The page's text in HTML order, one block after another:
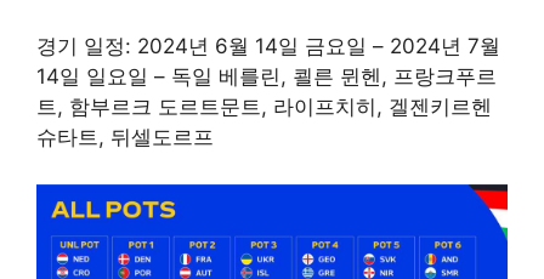
경기 일정: 2024년 6월 14일 금요일 – 2024년 7월
14일 일요일 – 독일 베를린, 쾰른 뮌헨, 프랑크푸르
트, 함부르크 도르트문트, 라이프치히, 겔젠키르헨
슈타트, 뒤셀도르프